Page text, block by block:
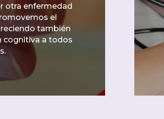
otra enfermedad
el
también
cognitiva a todos